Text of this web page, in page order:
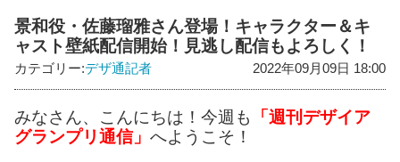
景和役・佐藤瑠雅さん登場！キャラクター＆キ
ャスト壁紙配信開始！見逃し配信もよろしく！
カテゴリー:デザ通記者 2022年09月09日 18:00
みなさん、こんにちは！今週も
「週刊デザイア
グランプリ通信」 へようこそ！